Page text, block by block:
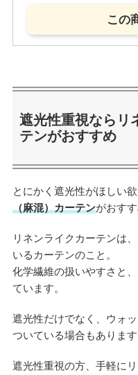
この
遮光性重視ならリ
テンがおすすめ
とにかく遮光性がほしい
（麻混）カーテンがおすす
リネンライクカーテンは
いるカーテンのこと。
化学繊維の扱いやすさと
ています。
遮光性だけでなく、ウォ
ついている場合もあります
遮光性重視の方、手軽に